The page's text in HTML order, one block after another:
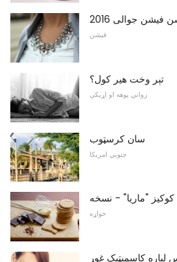
فیشن جوالی 2016
فیشن
تېر وخت هیر کول؟
رواني پوهه او اړیکې
سان کرسټوب
جنوبي امریکا
کوکيز "ماريا" - نسخه
خواړه
کاسمیټیک غوړ